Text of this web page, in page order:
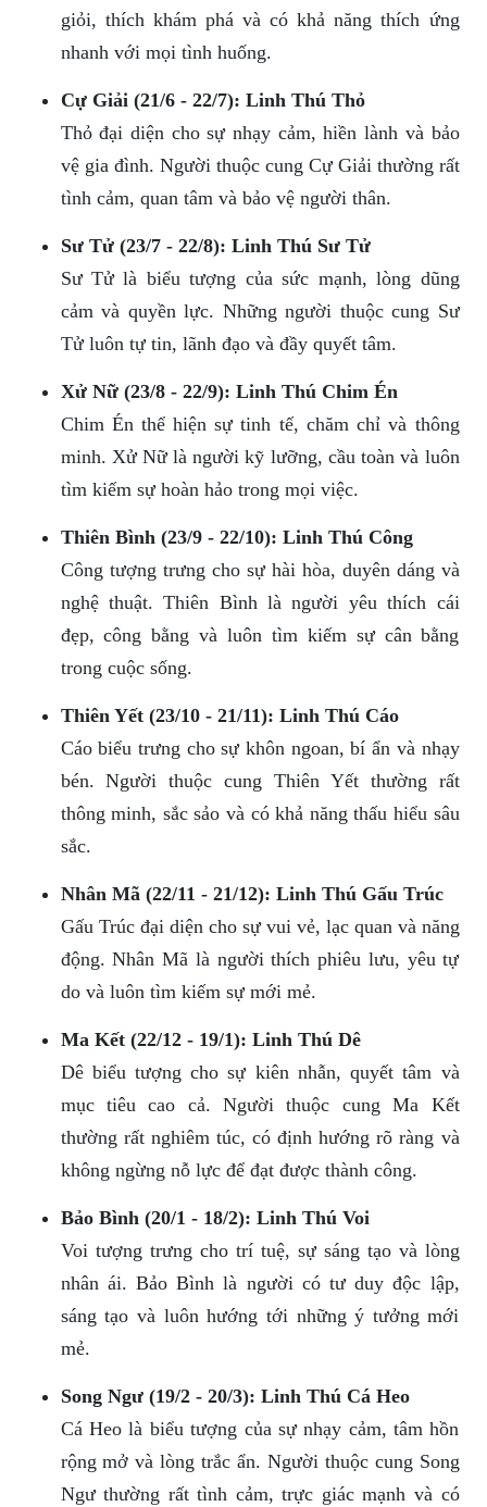
giỏi, thích khám phá và có khả năng thích ứng
nhanh với mọi tình huống.
Cự Giải (21/6 - 22/7): Linh Thú Thỏ
Thỏ đại diện cho sự nhạy cảm, hiền lành và bảo
vệ gia đình. Người thuộc cung Cự Giải thường rất
tình cảm, quan tâm và bảo vệ người thân.
Sư Tử (23/7 - 22/8): Linh Thú Sư Tử
Sư Tử là biểu tượng của sức mạnh, lòng dũng
cảm và quyền lực. Những người thuộc cung Sư
Tử luôn tự tin, lãnh đạo và đầy quyết tâm.
Xử Nữ (23/8 - 22/9): Linh Thú Chim Én
Chim Én thể hiện sự tinh tế, chăm chỉ và thông
minh. Xử Nữ là người kỹ lưỡng, cầu toàn và luôn
tìm kiếm sự hoàn hảo trong mọi việc.
Thiên Bình (23/9 - 22/10): Linh Thú Công
Công tượng trưng cho sự hài hòa, duyên dáng và
nghệ thuật. Thiên Bình là người yêu thích cái
đẹp, công bằng và luôn tìm kiếm sự cân bằng
trong cuộc sống.
Thiên Yết (23/10 - 21/11): Linh Thú Cáo
Cáo biểu trưng cho sự khôn ngoan, bí ẩn và nhạy
bén. Người thuộc cung Thiên Yết thường rất
thông minh, sắc sảo và có khả năng thấu hiểu sâu
sắc.
Nhân Mã (22/11 - 21/12): Linh Thú Gấu Trúc
Gấu Trúc đại diện cho sự vui vẻ, lạc quan và năng
động. Nhân Mã là người thích phiêu lưu, yêu tự
do và luôn tìm kiếm sự mới mẻ.
Ma Kết (22/12 - 19/1): Linh Thú Dê
Dê biểu tượng cho sự kiên nhẫn, quyết tâm và
mục tiêu cao cả. Người thuộc cung Ma Kết
thường rất nghiêm túc, có định hướng rõ ràng và
không ngừng nỗ lực để đạt được thành công.
Bảo Bình (20/1 - 18/2): Linh Thú Voi
Voi tượng trưng cho trí tuệ, sự sáng tạo và lòng
nhân ái. Bảo Bình là người có tư duy độc lập,
sáng tạo và luôn hướng tới những ý tưởng mới
mẻ.
Song Ngư (19/2 - 20/3): Linh Thú Cá Heo
Cá Heo là biểu tượng của sự nhạy cảm, tâm hồn
rộng mở và lòng trắc ẩn. Người thuộc cung Song
Ngư thường rất tình cảm, trực giác mạnh và có